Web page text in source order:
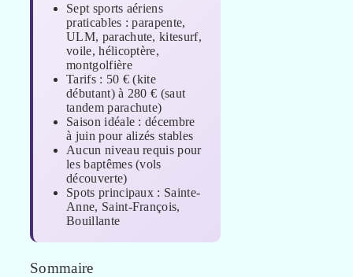
Sept sports aériens
praticables : parapente,
ULM, parachute, kitesurf,
voile, hélicoptère,
montgolfière
Tarifs : 50 € (kite
débutant) à 280 € (saut
tandem parachute)
Saison idéale : décembre
à juin pour alizés stables
Aucun niveau requis pour
les baptêmes (vols
découverte)
Spots principaux : Sainte-
Anne, Saint-François,
Bouillante
Sommaire